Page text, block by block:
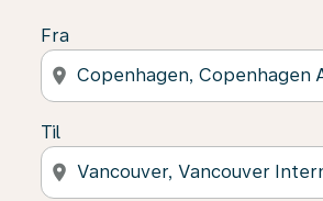
Fra
location_on
Til
location_on